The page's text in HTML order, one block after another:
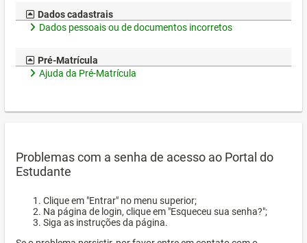
Dados cadastrais
Dados pessoais ou de documentos incorretos
Pré-Matrícula
Ajuda da Pré-Matrícula
Problemas com a senha de acesso ao Portal do
Estudante
Clique em "Entrar" no menu superior;
Na página de login, clique em "Esqueceu sua senha?";
Siga as instruções da página.